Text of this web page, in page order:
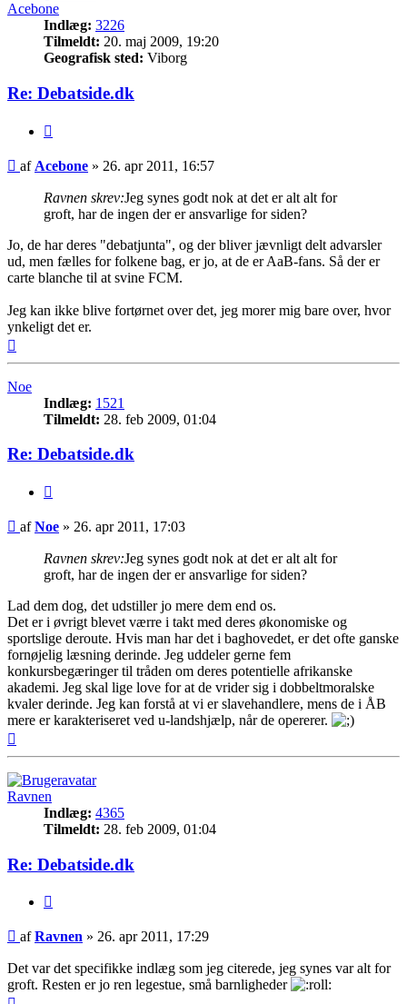
Acebone
Indlæg: 3226
Tilmeldt: 20. maj 2009, 19:20
Geografisk sted: Viborg
Re: Debatside.dk
Indlæg
af Acebone » 26. apr 2011, 16:57
Ravnen skrev:Jeg synes godt nok at det er alt alt for
groft, har de ingen der er ansvarlige for siden?
Jo, de har deres "debatjunta", og der bliver jævnligt delt advarsler
ud, men fælles for folkene bag, er jo, at de er AaB-fans. Så der er
carte blanche til at svine FCM.
Jeg kan ikke blive fortørnet over det, jeg morer mig bare over, hvor
ynkeligt det er.
Noe
Indlæg: 1521
Tilmeldt: 28. feb 2009, 01:04
Re: Debatside.dk
Indlæg
afNoe » 26. apr 2011, 17:03
Ravnen skrev:Jeg synes godt nok at det er alt alt for
groft, har de ingen der er ansvarlige for siden?
Lad dem dog, det udstiller jo mere dem end os.
Det er i øvrigt blevet værre i takt med deres økonomiske og
sportslige deroute. Hvis man har det i baghovedet, er det ofte ganske
fornøjelig læsning derinde. Jeg uddeler gerne fem
konkursbegæringer til tråden om deres potentielle afrikanske
akademi. Jeg skal lige love for at de vrider sig i dobbeltmoralske
kvaler derinde. Jeg kan forstå at vi er slavehandlere, mens de i ÅB
mere er karakteriseret ved u-landshjælp, når de opererer.
Ravnen
Indlæg: 4365
Tilmeldt: 28. feb 2009, 01:04
Re: Debatside.dk
Indlæg
afRavnen » 26. apr 2011, 17:29
Det var det specifikke indlæg som jeg citerede, jeg synes var alt for
groft. Resten er jo ren legestue, små barnligheder